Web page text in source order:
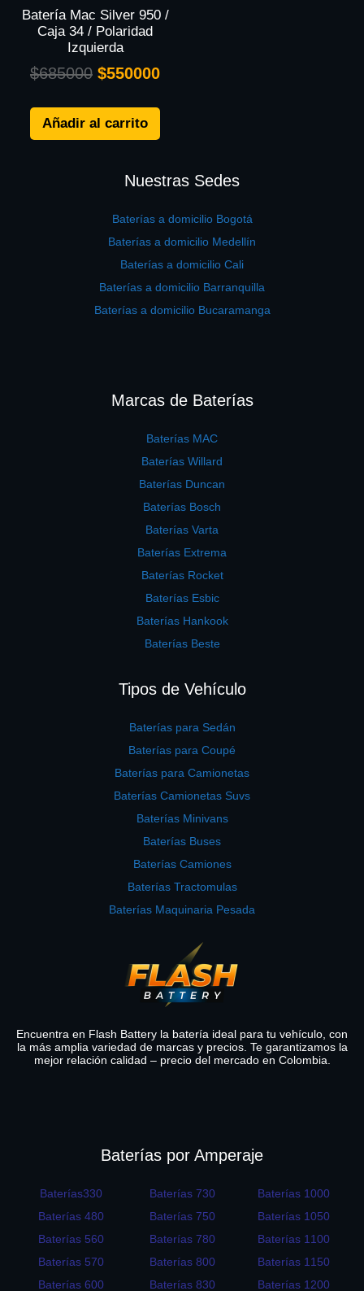
Batería Mac Silver 950 /
Caja 34 / Polaridad
Izquierda
$685000 $550000
Añadir al carrito
Nuestras Sedes
Baterías a domicilio Bogotá
Baterías a domicilio Medellín
Baterías a domicilio Cali
Baterías a domicilio Barranquilla
Baterías a domicilio Bucaramanga
Marcas de Baterías
Baterías MAC
Baterías Willard
Baterías Duncan
Baterías Bosch
Baterías Varta
Baterías Extrema
Baterías Rocket
Baterías Esbic
Baterías Hankook
Baterías Beste
Tipos de Vehículo
Baterías para Sedán
Baterías para Coupé
Baterías para Camionetas
Baterías Camionetas Suvs
Baterías Minivans
Baterías Buses
Baterías Camiones
Baterías Tractomulas
Baterías Maquinaria Pesada
Encuentra en Flash Battery la batería ideal para tu vehículo, con
la más amplia variedad de marcas y precios. Te garantizamos la
mejor relación calidad – precio del mercado en Colombia.
Baterías por Amperaje
Baterías330
Baterías 480
Baterías 560
Baterías 570
Baterías 600
Baterías 730
Baterías 750
Baterías 780
Baterías 800
Baterías 830
Baterías 1000
Baterías 1050
Baterías 1100
Baterías 1150
Baterías 1200